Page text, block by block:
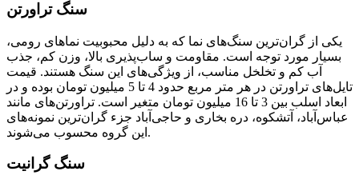
سنگ تراورتن
یکی از گران‌ترین سنگ‌های نما که به دلیل محبوبیت نماهای رومی،
بسیار مورد توجه است. مقاومت و ساب‌پذیری بالا، وزن کم، جذب
آب کم و تخلخل مناسب، از ویژگی‌های این سنگ هستند. قیمت
تایل‌های تراورتن در هر متر مربع حدود 4 تا 5 میلیون تومان بوده و در
ابعاد اسلب بین 3 تا 16 میلیون تومان متغیر است. تراورتن‌های مانند
عباس‌آباد، آتشکوه، دره بخاری و حاجی‌آباد جزء گران‌ترین نمونه‌های
این گروه محسوب می‌شوند.
سنگ گرانیت